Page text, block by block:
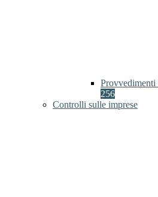
256
Controlli sulle imprese